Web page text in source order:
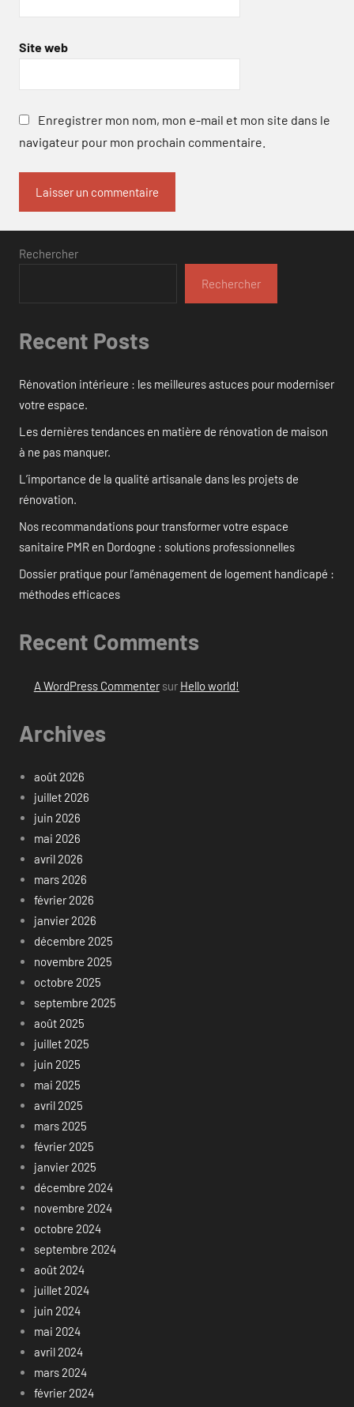
Site web
Enregistrer mon nom, mon e-mail et mon site dans le
navigateur pour mon prochain commentaire.
Rechercher
Rechercher
Recent Posts
Rénovation intérieure : les meilleures astuces pour moderniser
votre espace.
Les dernières tendances en matière de rénovation de maison
à ne pas manquer.
L’importance de la qualité artisanale dans les projets de
rénovation.
Nos recommandations pour transformer votre espace
sanitaire PMR en Dordogne : solutions professionnelles
Dossier pratique pour l’aménagement de logement handicapé :
méthodes efficaces
Recent Comments
A WordPress Commentersur Hello world!
Archives
août 2026
juillet 2026
juin 2026
mai 2026
avril 2026
mars 2026
février 2026
janvier 2026
décembre 2025
novembre 2025
octobre 2025
septembre 2025
août 2025
juillet 2025
juin 2025
mai 2025
avril 2025
mars 2025
février 2025
janvier 2025
décembre 2024
novembre 2024
octobre 2024
septembre 2024
août 2024
juillet 2024
juin 2024
mai 2024
avril 2024
mars 2024
février 2024